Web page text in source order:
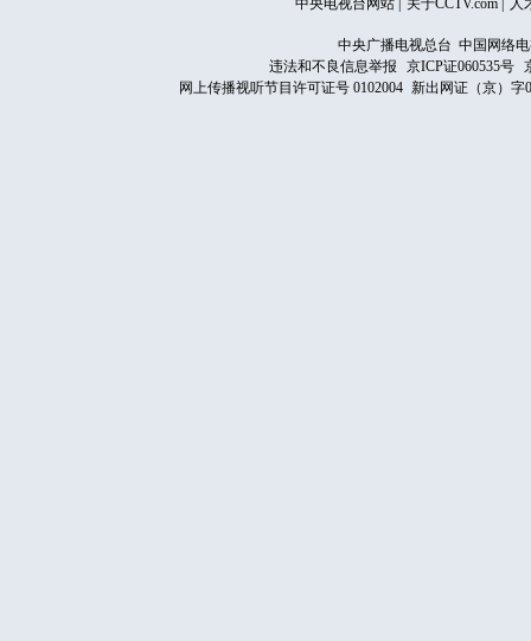
中央电视台网站 关于CCTV.com 人
中央广播电视总台 中国网络
违法和不良信息举报
京ICP证060535号
网上传播视听节目许可证号 0102004 新出网证（京）